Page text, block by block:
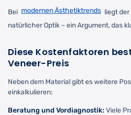
Bei modernen Ästhetiktrends liegt
natürlicher Optik – ein Argument, das
Diese Kostenfaktoren
Veneer-Preis
Neben dem Material gibt es weitere
einkalkulieren:
Beratung und Vordiagnostik: Viele